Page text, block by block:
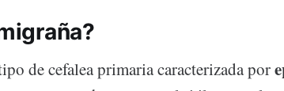
de cefalea primaria caracterizada por